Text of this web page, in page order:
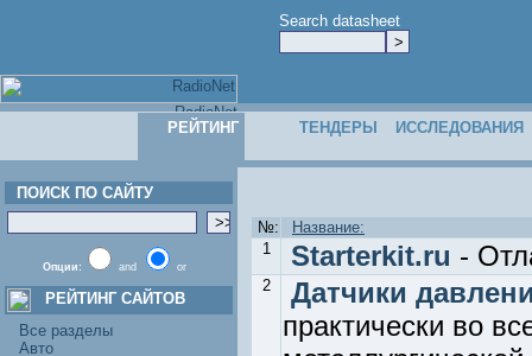
Search datasheet
РЕЙТИНГ ТЕНДЕРЫ ИССЛЕДОВАНИЯ
ПОИСК ПО САЙТУ
Опции: and or
РЕЙТИНГ САЙТОВ
Все разделы
Авто
№:
Название:
1
Starterkit.ru -
2
Датчики
практически во